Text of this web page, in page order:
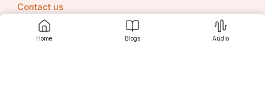
Home Blogs Audio
Contact us